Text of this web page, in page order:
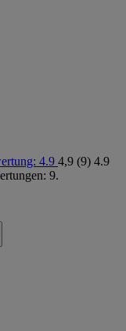
4.9 4,9 (9) 4.9
9.